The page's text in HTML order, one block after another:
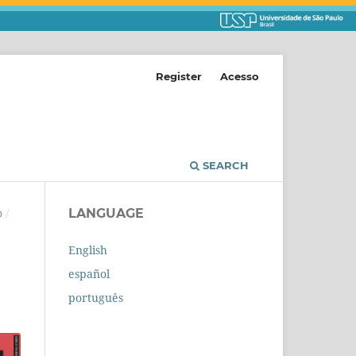
SEARCH
Register Acesso
/ LANGUAGE
English
español
português